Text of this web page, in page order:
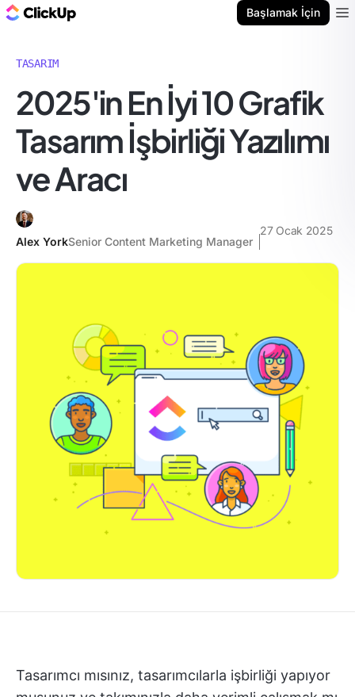
Başlamak İçin
TASARIM
2025'in En İyi 10 Grafik
Tasarım İşbirliği Yazılımı
ve Aracı
Alex YorkSenior Content Marketing Manager
27 Ocak 2025
Tasarımcı mısınız, tasarımcılarla işbirliği yapıyor